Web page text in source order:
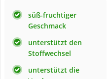
süß-fruchtiger
Geschmack
unterstützt den
Stoffwechsel
unterstützt die